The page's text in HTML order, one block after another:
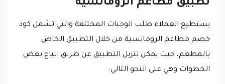
تطبيق مطاعم الرومانسية
يستطيع العملاء طلب الوجبات المختلفة والتي تشمل كود
خصم مطاعم الرومانسية من خلال التطبيق الخاص
بالمطعم، حيث يمكن تنزيل التطبيق عن طريق اتباع بعض
الخطوات وهي على النحو التالي: